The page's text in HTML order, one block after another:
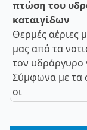
πτώση του
καταιγίδων
Θερμές αέριες
μας από τα
τον υδράργυρο
Σύμφωνα με τα
οι